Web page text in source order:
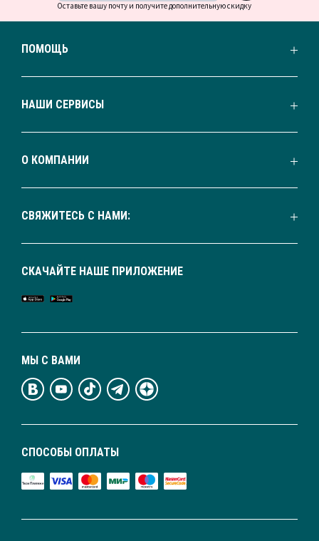
Оставьте вашу почту и получите дополнительную скидку
ПОМОЩЬ
НАШИ СЕРВИСЫ
О КОМПАНИИ
СВЯЖИТЕСЬ С НАМИ:
СПОСОБЫ ОПЛАТЫ
МЫ С ВАМИ
СКАЧАЙТЕ НАШЕ ПРИЛОЖЕНИЕ